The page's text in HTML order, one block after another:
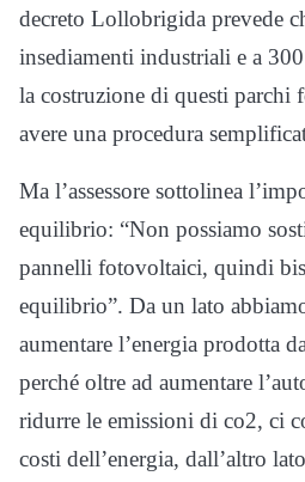
decreto Lollobrigida prevede
insediamenti industriali e a
la costruzione di questi parchi
avere una procedura
Ma l’assessore sottolinea
equilibrio: “Non possiamo
pannelli fotovoltaici, quindi
equilibrio”. Da un lato
aumentare l’energia prodotta
perché oltre ad aumentare
ridurre le emissioni di co2, ci
costi dell’energia, dall’altro